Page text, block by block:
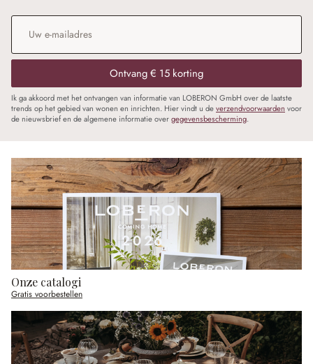
E-mailadres
Ontvang € 15 korting
Ik ga akkoord met het ontvangen van informatie van LOBERON GmbH over de laatste
trends op het gebied van wonen en inrichten. Hier vindt u deverzendvoorwaarden voor
de nieuwsbrief en de algemene informatie overgegevensbescherming.
Onze catalogi
Gratis voorbestellen